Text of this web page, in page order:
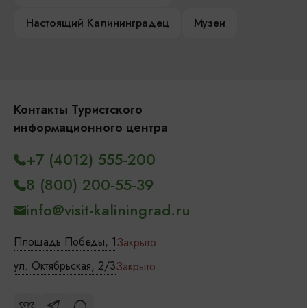
Настоящий Калининградец
Музеи
Контакты Туристского
информационного центра
Площадь Победы, 1Закрыто
ул. Октябрьская, 2/3Закрыто
+7 (4012) 555-200
8 (800) 200-55-39
info@visit-kaliningrad.ru